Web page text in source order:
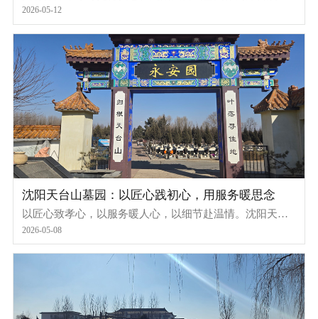
服务二十余年的国有墓园，始终以严谨的管理、专业的服
家属省心、安心、放心。
2026-05-12
沈阳天台山墓园：以匠心践初心，用服务暖思念
以匠心致孝心，以服务暖人心，以细节赴温情。沈阳天台
山墓园，不仅坐拥便捷通达的交通、坚实可靠的保障，更
长的思念，抚慰每一颗牵挂的心灵，让园区的每一寸土地
都浸润着温情，每一处角落都彰显着安宁，为逝者筑就静
谧安息之所，为家属撑起温暖慰藉之地。
2026-05-08